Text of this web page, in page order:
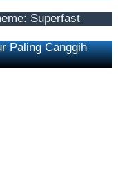
Superfast
Paling Canggih